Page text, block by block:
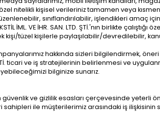
nitelikli kişisel verileriniz tamamen veya
sınıflandırılabilir, işlendikleri amaç
VE İHR. SAN. LTD. ŞTİ.'nın birlikte çalıştığı
kişi/tüzel kişilerle paylaşılabilir/devredilebilir,
hakkında sizleri bilgilendirmek,
ticari ve iş stratejilerinin belirlenmesi ve
bilginize sunarız.
güvenlik ve gizlilik esasları çerçevesinde yeterli
sahipleri ile müşterilerimiz arasındaki iş ilişkisinin